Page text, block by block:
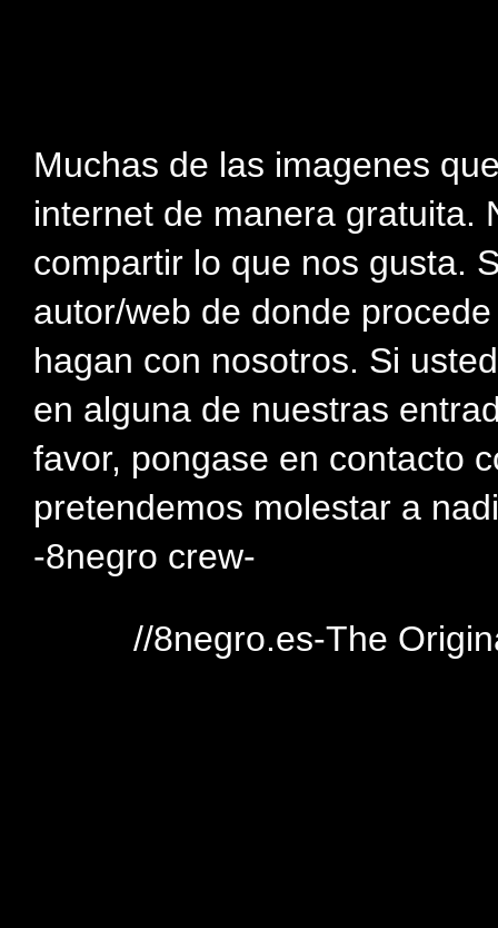
Muchas de las imagenes
internet de manera gratuita.
compartir lo que nos gusta.
autor/web de donde
hagan con nosotros. Si
en alguna de nuestras
favor, pongase en contacto
pretendemos molestar a
-8negro crew-
//8negro.es-The